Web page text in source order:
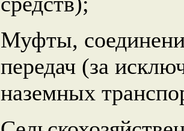
Муфты,
передач (за
наземных